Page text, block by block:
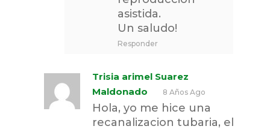
asistida.
Un saludo!
Responder
Trisia arimel Suarez
Maldonado
8 Años Ago
Hola, yo me hice una
recanalizacion tubaria, el